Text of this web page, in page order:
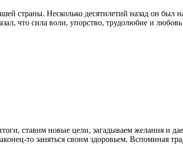
страны. Несколько десятилетий назад он был
что сила воли, упорство, трудолюбие и
ставим новые цели, загадываем желания и
то заняться своим здоровьем. Вспоминая